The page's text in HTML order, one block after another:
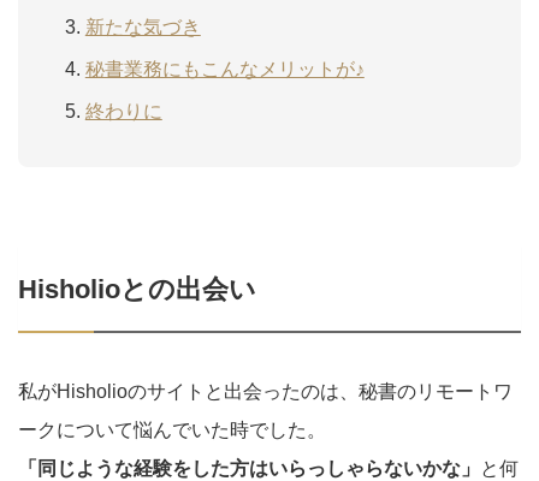
新たな気づき
秘書業務にもこんなメリットが♪
終わりに
Hisholioとの出会い
私がHisholioのサイトと出会ったのは、秘書のリモートワ
ークについて悩んでいた時でした。
「同じような経験をした方はいらっしゃらないかな」
と何